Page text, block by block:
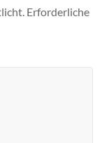
Erforderliche